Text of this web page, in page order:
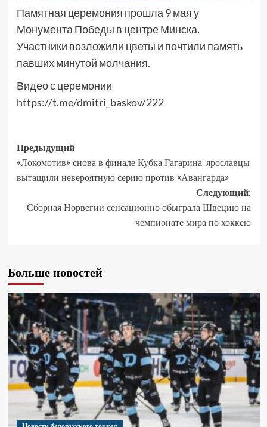
Памятная церемония прошла 9 мая у
Монумента Победы в центре Минска.
Участники возложили цветы и почтили память
павших минутой молчания.
Видео с церемонии
https://t.me/dmitri_baskov/222
Предыдущий
«Локомотив» снова в финале Кубка Гагарина: ярославцы
вытащили невероятную серию против «Авангарда»
Следующий:
Сборная Норвегии сенсационно обыграла Швецию на
чемпионате мира по хоккею
Больше новостей